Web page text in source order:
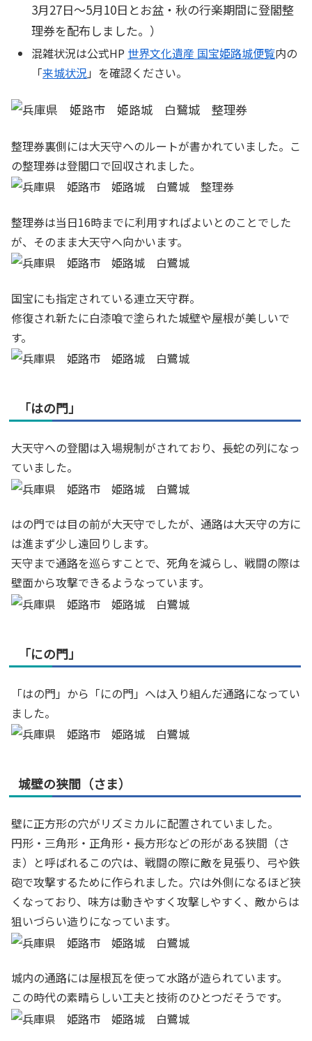
3月27日～5月10日とお盆・秋の行楽期間に登閣整
理券を配布しました。）
混雑状況は公式HP 世界文化遺産 国宝姫路城便覧内の
「来城状況 」を確認ください。
整理券裏側には大天守へのルートが書かれていました。こ
の整理券は登閣口で回収されました。
整理券は当日16時までに利用すればよいとのことでした
が、そのまま大天守へ向かいます。
国宝にも指定されている連立天守群。
修復され新たに白漆喰で塗られた城壁や屋根が美しいで
す。
「はの門」
大天守への登閣は入場規制がされており、長蛇の列になっ
ていました。
はの門では目の前が大天守でしたが、通路は大天守の方に
は進まず少し遠回りします。
天守まで通路を巡らすことで、死角を減らし、戦闘の際は
壁面から攻撃できるようなっています。
「にの門」
「はの門」から「にの門」へは入り組んだ通路になってい
ました。
城壁の狭間（さま）
壁に正方形の穴がリズミカルに配置されていました。
円形・三角形・正角形・長方形などの形がある狭間（さ
ま）と呼ばれるこの穴は、戦闘の際に敵を見張り、弓や鉄
砲で攻撃するために作られました。穴は外側になるほど狭
くなっており、味方は動きやすく攻撃しやすく、敵からは
狙いづらい造りになっています。
城内の通路には屋根瓦を使って水路が造られています。
この時代の素晴らしい工夫と技術のひとつだそうです。